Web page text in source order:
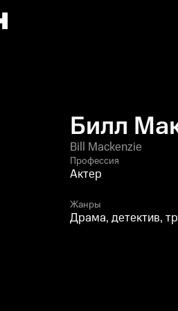
Билл
Bill Mackenzie
Профессия
Актер
Жанры
Драма, детектив,